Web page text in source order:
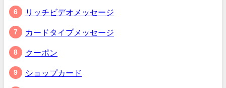
リッチビデオメッセージ
カードタイプメッセージ
クーポン
ショップカード